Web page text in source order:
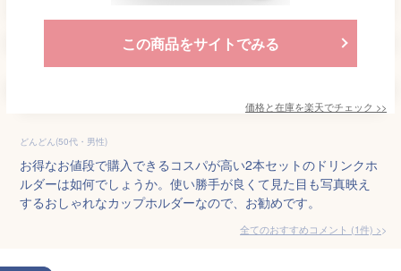
この商品をサイトでみる
価格と在庫を楽天でチェック >>
どんどん(50代・男性)
お得なお値段で購入できるコスパが高い2本セットのドリンクホ
ルダーは如何でしょうか。使い勝手が良くて見た目も写真映え
するおしゃれなカップホルダーなので、お勧めです。
全てのおすすめコメント (1件) >